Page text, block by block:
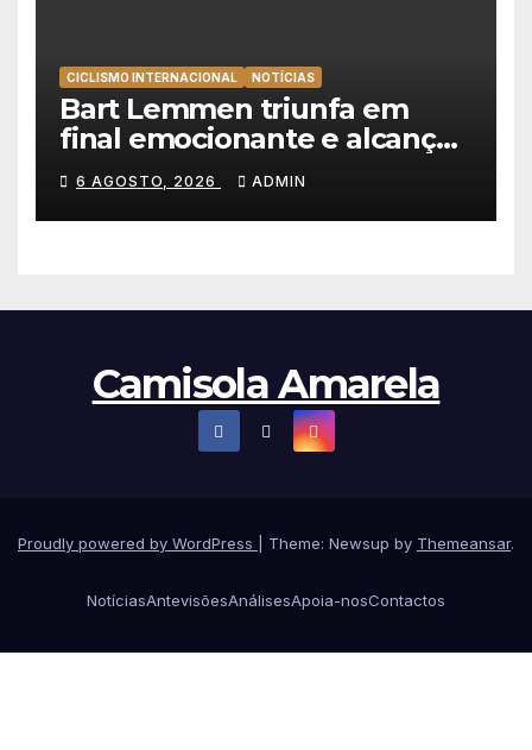
CICLISMO INTERNACIONAL NOTÍCIAS
Bart Lemmen triunfa em
final emocionante e alcança
a primeira vitória da carreira
na Volta à Polónia
6 AGOSTO, 2026 ADMIN
Camisola Amarela
Proudly powered by WordPress Theme: Newsup by Themeansar.
NotíciasAntevisõesAnálisesApoia-nosContactos